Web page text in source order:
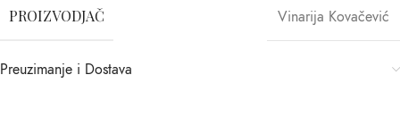
PROIZVODJAČ Vinarija Kovačević
Preuzimanje i Dostava